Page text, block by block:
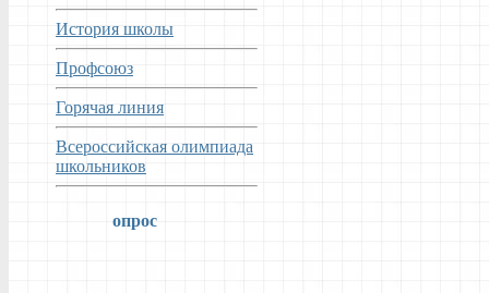
История школы
Профсоюз
Горячая линия
Всероссийская олимпиада
школьников
опрос